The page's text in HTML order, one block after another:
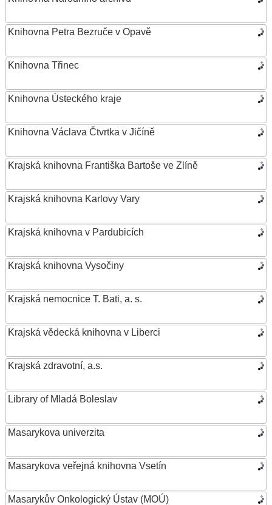
Knihovna Petra Bezruče v Opavě
Knihovna Třinec
Knihovna Ústeckého kraje
Knihovna Václava Čtvrtka v Jičíně
Krajská knihovna Františka Bartoše ve Zlíně
Krajská knihovna Karlovy Vary
Krajská knihovna v Pardubicích
Krajská knihovna Vysočiny
Krajská nemocnice T. Bati, a. s.
Krajská vědecká knihovna v Liberci
Krajská zdravotní, a.s.
Library of Mladá Boleslav
Masarykova univerzita
Masarykova veřejná knihovna Vsetín
Masarykův Onkologický Ústav (MOÚ)